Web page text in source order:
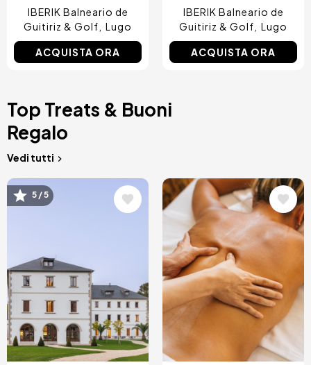
IBERIK Balneario de
Guitiriz & Golf
Lugo
ACQUISTA ORA
IBERIK Balneario de
Guitiriz & Golf
Lugo
ACQUISTA ORA
Top Treats & Buoni
Regalo
Vedi tutti
Immagine
5 / 5 Immagine